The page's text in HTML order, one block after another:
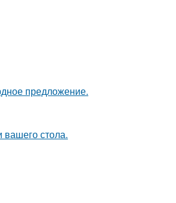
предложение.
вашего стола.